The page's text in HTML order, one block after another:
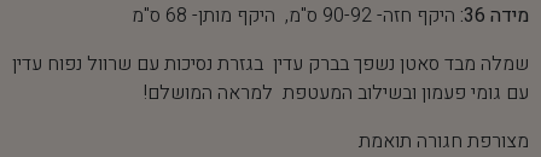
מידה 36:
היקף חזה- 90-92 ס"מ, היקף מותן- 68 ס"מ
שמלה מבד סאטן נשפך בברק עדין בגזרת נסיכות עם שרוול נפוח עדין
עם גומי פעמון ובשילוב המעטפת למראה המושלם!
מצורפת חגורה תואמת